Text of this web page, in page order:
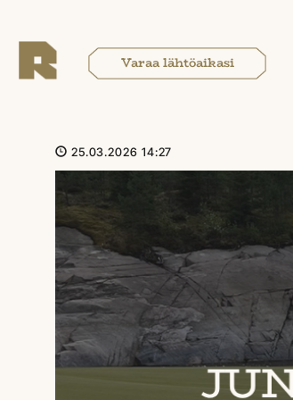
Varaa lähtöaikasi
25.03.2026 14:27